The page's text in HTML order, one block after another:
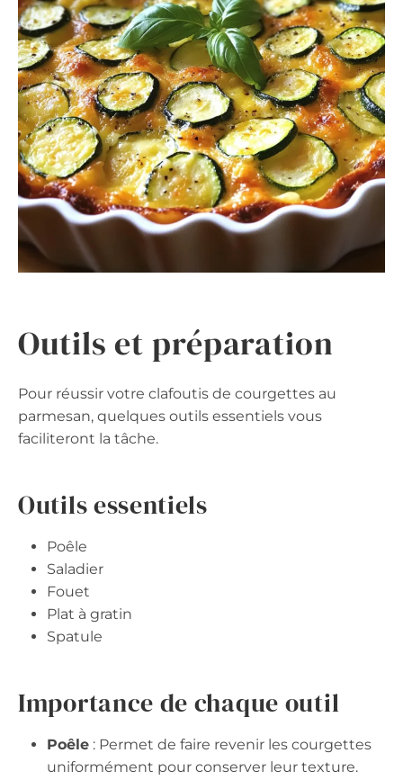
Outils et préparation
Pour réussir votre clafoutis de courgettes au
parmesan, quelques outils essentiels vous
faciliteront la tâche.
Outils essentiels
Poêle
Saladier
Fouet
Plat à gratin
Spatule
Importance de chaque outil
Poêle : Permet de faire revenir les courgettes
uniformément pour conserver leur texture.